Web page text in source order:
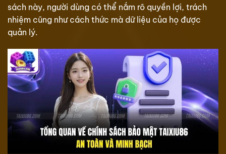
sách này, người dùng có thể nắm rõ quyền lợi, trách
nhiệm cũng như cách thức mà dữ liệu của họ được
quản lý.